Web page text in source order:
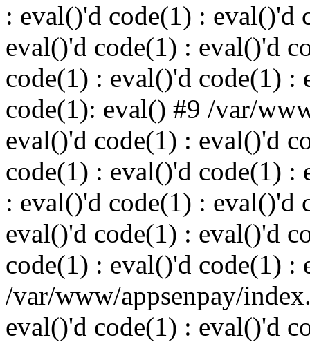
: eval()'d code(1) : eval()'d
eval()'d code(1) : eval()'d
code(1) : eval()'d code(1) :
code(1): eval() #9 /var/
eval()'d code(1) : eval()'d
code(1) : eval()'d code(1) :
: eval()'d code(1) : eval()'d
eval()'d code(1) : eval()'d
code(1) : eval()'d code(1) :
/var/www/appsenpay/
eval()'d code(1) : eval()'d